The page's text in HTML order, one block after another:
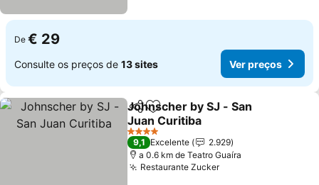
De € 29
Consulte os preços de 13 sites Ver preços
PartilharAdicionar aos favoritos
Johnscher by SJ - San
Juan Curitiba
Ver preços
4 Estrelas
9,1 Excelente
2.929
a 0.6 km de Teatro Guaíra
Restaurante ZuckerVer preços